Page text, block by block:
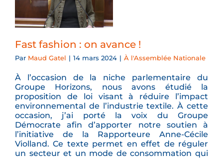
Fast fashion : on avance !
Par Maud Gatel | 14 mars 2024 | À l'Assemblée Nationale
À l’occasion de la niche parlementaire du
Groupe Horizons, nous avons étudié la
proposition de loi visant à réduire l’impact
environnemental de l’industrie textile. À cette
occasion, j’ai porté la voix du Groupe
Démocrate afin d’apporter notre soutien à
l’initiative de la Rapporteure Anne-Cécile
Violland. Ce texte permet en effet de réguler
un secteur et un mode de consommation qui